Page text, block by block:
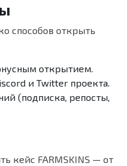
способов открыть
открытием.
и Twitter проекта.
(подписка, репосты,
кейс FARMSKINS — от